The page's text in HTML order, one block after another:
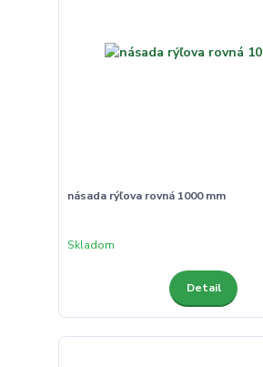
násada rýľova rovná 1000 mm
Skladom
Detail